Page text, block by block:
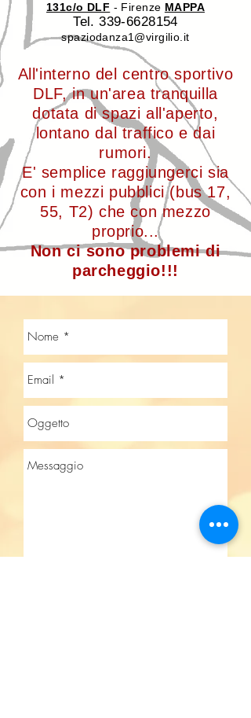
131c/o DLF - Firenze MAPPA
Tel.339-6628154
spaziodanza1@virgilio.it
All'interno del centro sportivo
DLF, in un'area tranquilla
dotata di spazi all'aperto,
lontano dal traffico e dai
rumori.
E' semplice raggiungerci sia
con i mezzi pubblici (bus 17,
55, T2) che con mezzo
proprio...
Non ci sono problemi di
parcheggio!!!